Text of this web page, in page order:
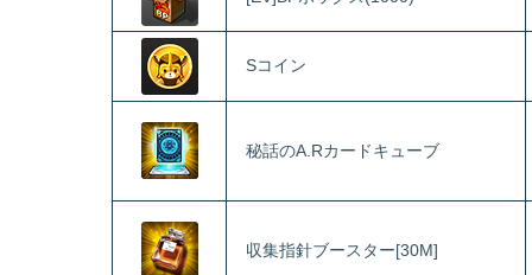
Sコイン
秘話のA.Rカードキューブ
収集指針ブースター[30M]